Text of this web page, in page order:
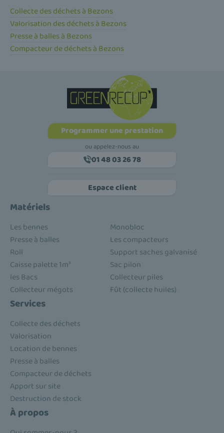
Collecte des déchets à Bezons
Valorisation des déchets à Bezons
Presse à balles à Bezons
Compacteur de déchets à Bezons
Programmer une prestation
ou appelez-nous au
01 48 03 26 78
Espace client
Matériels
Les bennes
Monobloc
Presse à balles
Les compacteurs
Roll
Support saches galvanisé
Caisse palette 1m³
Sac pilon
les Bacs
Collecteur piles
Collecteur mégots
Fût (collecte huiles)
Services
Collecte des déchets
Valorisation
Location de bennes
Presse à balles
Compacteur de déchets
Apport sur site
Destruction de stock
À propos